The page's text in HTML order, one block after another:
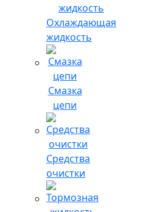
Охлаждающая
жидкость
Смазка
цепи
Средства
очистки